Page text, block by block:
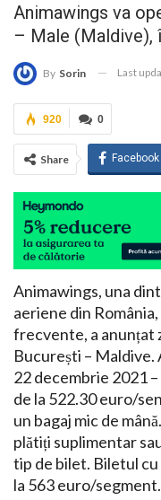
Animawings va
– Male (Maldive),
By Sorin Last
0
920
Share Facebook
Animawings, una
aeriene din
frecvente, a anunțat
București –
22 decembrie 2021
de la 522.30 euro/
un bagaj mic de
plătiți suplimentar
tip de bilet. Biletul
la 563 euro/segment.